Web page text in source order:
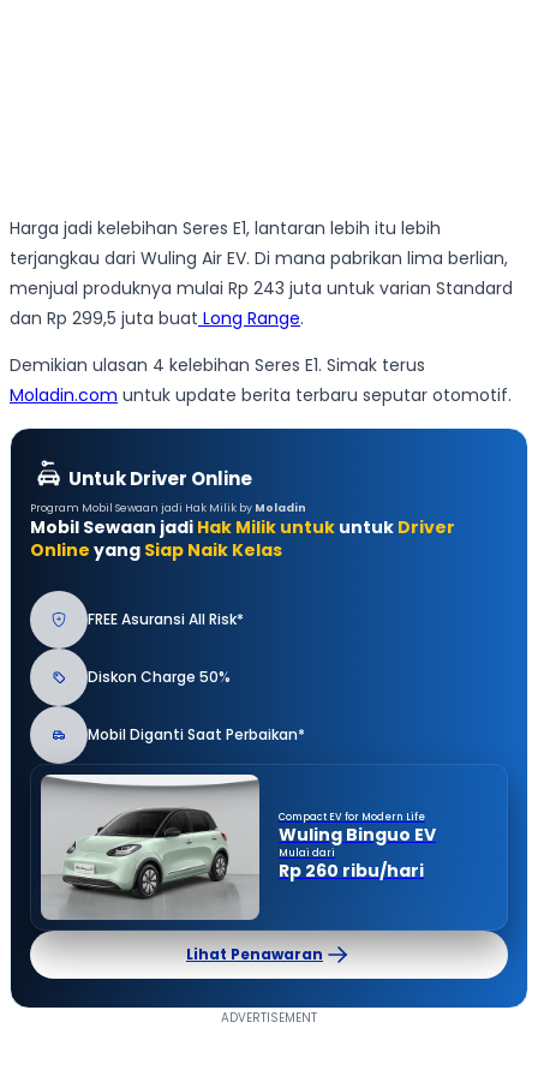
Harga jadi kelebihan Seres E1, lantaran lebih itu lebih
terjangkau dari Wuling Air EV. Di mana pabrikan lima berlian,
menjual produknya mulai Rp 243 juta untuk varian Standard
dan Rp 299,5 juta buat Long Range.
Demikian ulasan 4 kelebihan Seres E1. Simak terus
Moladin.com untuk update berita terbaru seputar otomotif.
Untuk Driver Online
Program Mobil Sewaan jadi Hak Milik by Moladin
Mobil Sewaan jadi Hak Milik untuk untuk Driver
Online yang Siap Naik Kelas
FREE Asuransi All Risk*
Diskon Charge 50%
Mobil Diganti Saat Perbaikan*
Compact EV for Modern Life
Wuling Binguo EV
Mulai dari
Rp 260 ribu/hari
Lihat Penawaran